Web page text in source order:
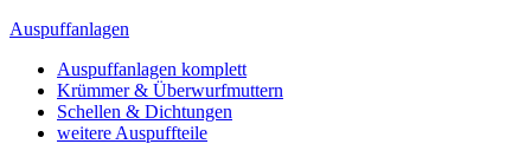
Auspuffanlagen
Auspuffanlagen komplett
Krümmer & Überwurfmuttern
Schellen & Dichtungen
weitere Auspuffteile